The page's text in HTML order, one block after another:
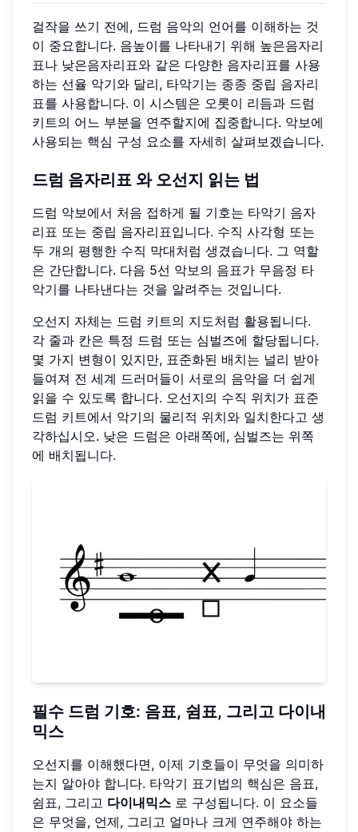
걸작을 쓰기 전에, 드럼 음악의 언어를 이해하는 것
이 중요합니다. 음높이를 나타내기 위해 높은음자리
표나 낮은음자리표와 같은 다양한 음자리표를 사용
하는 선율 악기와 달리, 타악기는 종종 중립 음자리
표를 사용합니다. 이 시스템은 오롯이 리듬과 드럼
키트의 어느 부분을 연주할지에 집중합니다. 악보에
사용되는 핵심 구성 요소를 자세히 살펴보겠습니다.
드럼 음자리표 와 오선지 읽는 법
드럼 악보에서 처음 접하게 될 기호는 타악기 음자
리표 또는 중립 음자리표입니다. 수직 사각형 또는
두 개의 평행한 수직 막대처럼 생겼습니다. 그 역할
은 간단합니다. 다음 5선 악보의 음표가 무음정 타
악기를 나타낸다는 것을 알려주는 것입니다.
오선지 자체는 드럼 키트의 지도처럼 활용됩니다.
각 줄과 칸은 특정 드럼 또는 심벌즈에 할당됩니다.
몇 가지 변형이 있지만, 표준화된 배치는 널리 받아
들여져 전 세계 드러머들이 서로의 음악을 더 쉽게
읽을 수 있도록 합니다. 오선지의 수직 위치가 표준
드럼 키트에서 악기의 물리적 위치와 일치한다고 생
각하십시오. 낮은 드럼은 아래쪽에, 심벌즈는 위쪽
에 배치됩니다.
필수 드럼 기호: 음표, 쉼표, 그리고 다이내
믹스
오선지를 이해했다면, 이제 기호들이 무엇을 의미하
는지 알아야 합니다. 타악기 표기법의 핵심은 음표,
쉼표, 그리고 다이내믹스 로 구성됩니다. 이 요소들
은 무엇을, 언제, 그리고 얼마나 크게 연주해야 하는